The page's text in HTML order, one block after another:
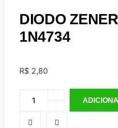
DIODO
1N4734
R$ 2,80